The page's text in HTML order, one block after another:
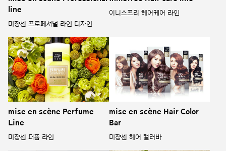
line
미쟝센 프로페셔널 라인 디자인
이니스프리 헤어케어 라인
mise en scène Perfume
Line
미쟝센 퍼퓸 라인
mise en scène Hair Color
Bar
미쟝센 헤어 컬러바